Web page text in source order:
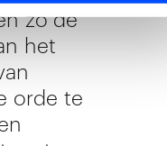
zo de
het
orde te